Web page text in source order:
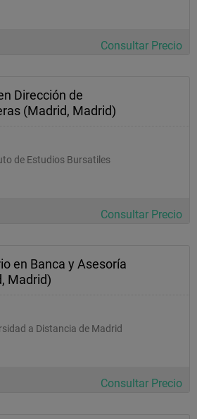
Consultar Precio
Dirección de
(Madrid, Madrid)
de Estudios Bursatiles
Consultar Precio
en Banca y Asesoría
Madrid)
a Distancia de Madrid
Consultar Precio